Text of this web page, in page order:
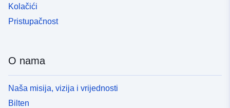
Kolačići
Pristupačnost
O nama
Naša misija, vizija i vrijednosti
Bilten